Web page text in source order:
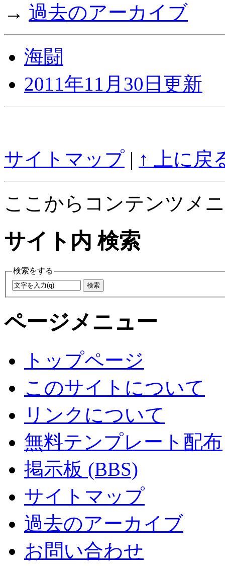
→ 過去のアーカイブ
海闘
2011年11月30日更新
サイトマップ | ↑ 上に戻
ここからコンテンツメ
サイト内 検索
検索をする
ページメニュー
トップページ
このサイトについて
リンクについて
無料テンプレート配布
掲示板 (BBS)
サイトマップ
過去のアーカイブ
お問い合わせ